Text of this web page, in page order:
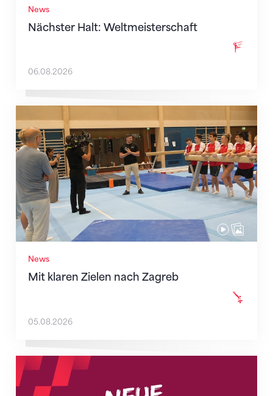
News
Nächster Halt: Weltmeisterschaft
06.08.2026
News
Mit klaren Zielen nach Zagreb
Mit klaren Zielen nach Zagreb
05.08.2026
Neue Empfangszeiten ab 1. August 2026